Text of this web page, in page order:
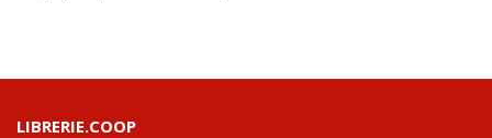
LIBRERIE.COOP